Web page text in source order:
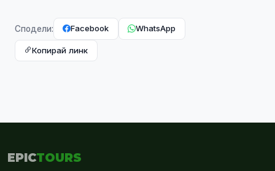
Сподели: Facebook WhatsApp
Копирай линк
EPICTOURS